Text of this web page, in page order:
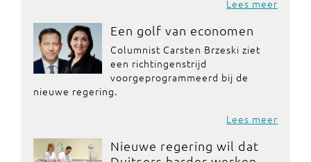
Lees meer
Een golf van economen
Columnist Carsten Brzeski ziet
een richtingenstrijd
voorgeprogrammeerd bij de
nieuwe regering.
Lees meer
Nieuwe regering wil dat